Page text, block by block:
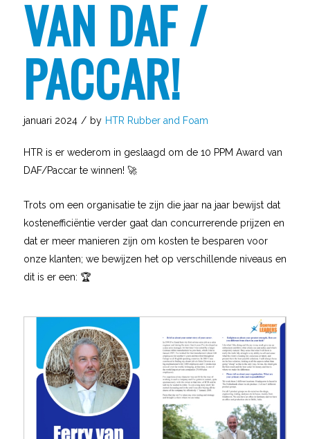
VAN DAF /
PACCAR!
januari 2024 / by HTR Rubber and Foam
HTR is er wederom in geslaagd om de 10 PPM Award van
DAF/Paccar te winnen! 🚀
Trots om een organisatie te zijn die jaar na jaar bewijst dat
kostenefficiëntie verder gaat dan concurrerende prijzen en
dat er meer manieren zijn om kosten te besparen voor
onze klanten; we bewijzen het op verschillende niveaus en
dit is er een: 🏆